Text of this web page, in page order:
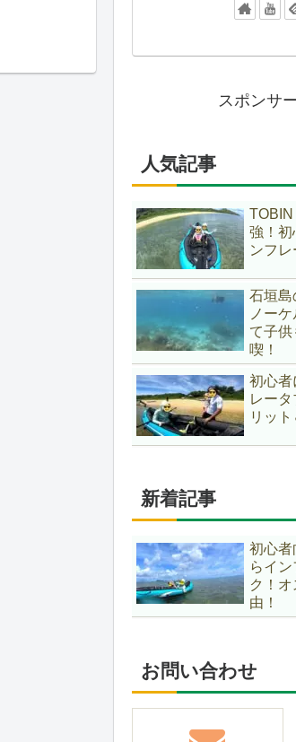
スポンサ
人気記事
強！初
ンフレ
石垣島
ノー
て子
喫！
初心者
レー
リッ
新着記事
初心者
らイ
ク！
由！
お問い合わせ